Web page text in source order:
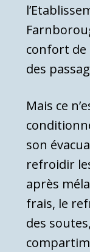
confort de
des
Mais ce
son
refroidir
après
frais, le
des